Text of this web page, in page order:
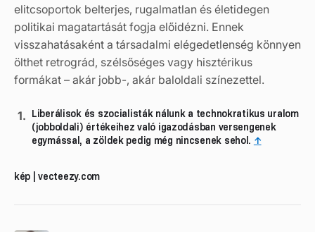
elitcsoportok belterjes, rugalmatlan és életidegen
politikai magatartását fogja előidézni. Ennek
visszahatásaként a társadalmi elégedetlenség könnyen
ölthet retrográd, szélsőséges vagy hisztérikus
formákat – akár jobb-, akár baloldali színezettel.
Liberálisok és szocialisták nálunk a technokratikus uralom
(jobboldali) értékeihez való igazodásban versengenek
egymással, a zöldek pedig még nincsenek sehol. ↑
kép | vecteezy.com